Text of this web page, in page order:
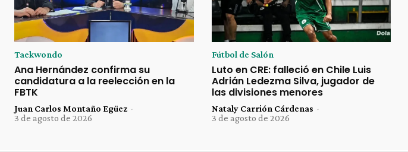
Taekwondo
Ana Hernández confirma su
candidatura a la reelección en la
FBTK
Juan Carlos Montaño Egüez -
3 de agosto de 2026
Fútbol de Salón
Luto en CRE: falleció en Chile Luis
Adrián Ledezma Silva, jugador de
las divisiones menores
Nataly Carrión Cárdenas -
3 de agosto de 2026